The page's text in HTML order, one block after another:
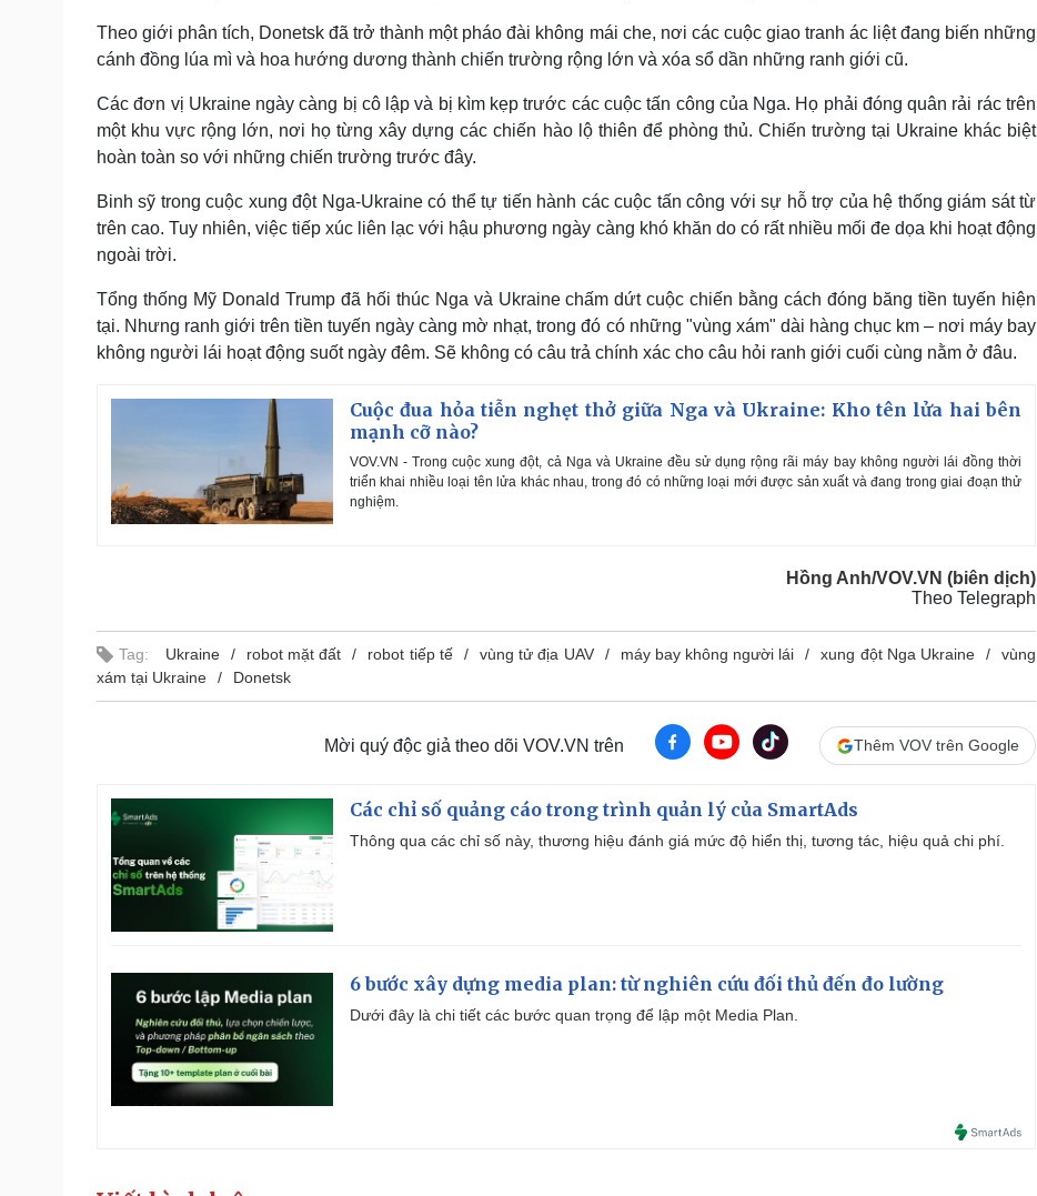
Theo giới phân tích, Donetsk đã trở thành một pháo đài không mái che, nơi các cuộc giao tranh ác liệt đang biến những
cánh đồng lúa mì và hoa hướng dương thành chiến trường rộng lớn và xóa sổ dần những ranh giới cũ.
Các đơn vị Ukraine ngày càng bị cô lập và bị kìm kẹp trước các cuộc tấn công của Nga. Họ phải đóng quân rải rác trên
một khu vực rộng lớn, nơi họ từng xây dựng các chiến hào lộ thiên để phòng thủ. Chiến trường tại Ukraine khác biệt
hoàn toàn so với những chiến trường trước đây.
Binh sỹ trong cuộc xung đột Nga-Ukraine có thể tự tiến hành các cuộc tấn công với sự hỗ trợ của hệ thống giám sát từ
trên cao. Tuy nhiên, việc tiếp xúc liên lạc với hậu phương ngày càng khó khăn do có rất nhiều mối đe dọa khi hoạt động
ngoài trời.
Tổng thống Mỹ Donald Trump đã hối thúc Nga và Ukraine chấm dứt cuộc chiến bằng cách đóng băng tiền tuyến hiện
tại. Nhưng ranh giới trên tiền tuyến ngày càng mờ nhạt, trong đó có những "vùng xám" dài hàng chục km – nơi máy bay
không người lái hoạt động suốt ngày đêm. Sẽ không có câu trả chính xác cho câu hỏi ranh giới cuối cùng nằm ở đâu.
Cuộc đua hỏa tiễn nghẹt thở giữa Nga và Ukraine: Kho tên lửa hai bên
mạnh cỡ nào?
VOV.VN - Trong cuộc xung đột, cả Nga và Ukraine đều sử dụng rộng rãi máy bay không người lái đồng thời
triển khai nhiều loại tên lửa khác nhau, trong đó có những loại mới được sản xuất và đang trong giai đoạn thử
nghiệm.
Hồng Anh/VOV.VN (biên dịch)
Theo Telegraph
Tag: Ukraine robot mặt đất robot tiếp tế vùng tử địa UAV máy bay không người lái xung đột Nga Ukraine
vùng
xám tại Ukraine
Donetsk
Mời quý độc giả theo dõi VOV.VN trên Thêm VOV trên Google
Các chỉ số quảng cáo trong trình quản lý của SmartAds
Thông qua các chỉ số này, thương hiệu đánh giá mức độ hiển thị, tương tác, hiệu quả chi phí.
6 bước xây dựng media plan: từ nghiên cứu đối thủ đến đo lường
Dưới đây là chi tiết các bước quan trọng để lập một Media Plan.